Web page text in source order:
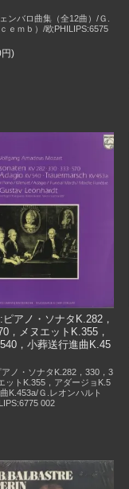
ンバロ曲集（全12曲）/Ｇ.
ｅｍｂ）/欧PHILIPS:6575
)
アノ・ソナタK.282，
，メヌエットK.355，
，小葬送行進曲K.45
ノ・ソナタK.282，330，3
ットK.355，アダージョK.5
K.453a/Ｇ.レオンハルト
002